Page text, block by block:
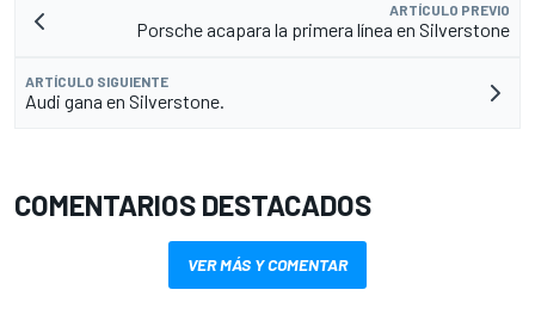
ARTÍCULO PREVIO
Porsche acapara la primera línea en Silverstone
ARTÍCULO SIGUIENTE
Audi gana en Silverstone.
COMENTARIOS DESTACADOS
VER MÁS Y COMENTAR